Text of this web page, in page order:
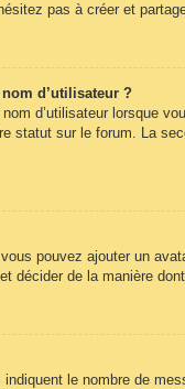
pas à créer et
d’utilisateur ?
d’utilisateur lorsque
statut sur le forum. La
pouvez ajouter un
décider de la manière
le nombre de